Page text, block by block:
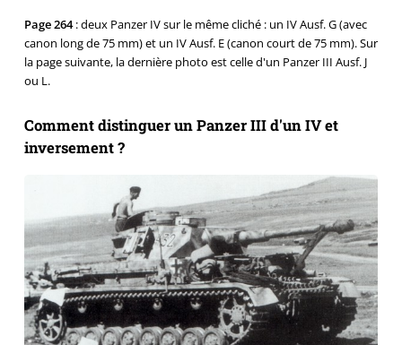
Page 264: deux Panzer IV sur le même cliché : un IV Ausf. G (avec
canon long de 75 mm) et un IV Ausf. E (canon court de 75 mm). Sur
la page suivante, la dernière photo est celle d'un Panzer III Ausf. J
ou L.
Comment distinguer un Panzer III d'un IV et
inversement ?